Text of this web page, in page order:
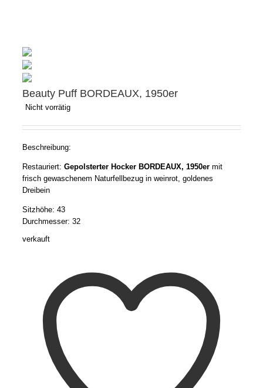
Beauty Puff BORDEAUX, 1950er
Nicht vorrätig
Beschreibung:
Restauriert: Gepolsterter Hocker BORDEAUX, 1950er mit
frisch gewaschenem Naturfellbezug in weinrot, goldenes
Dreibein
Sitzhöhe: 43
Durchmesser: 32
verkauft